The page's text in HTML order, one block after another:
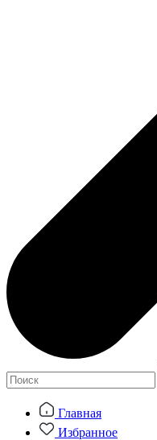
Главная
Избранное